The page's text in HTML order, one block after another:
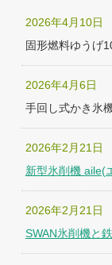
2026年4月10日
固形燃料ゆうげ
2026年4月6日
手回し式かき氷
2026年2月21日
新型氷削機 aile(
2026年2月21日
SWAN氷削機と